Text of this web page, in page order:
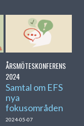
ÅRSMÖTESKONFERENS
2024
Samtal om EFS
nya
fokusområden
2024-05-07